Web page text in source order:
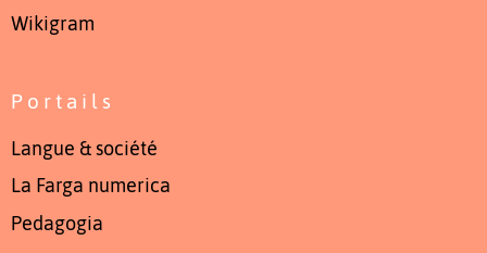
Wikigram
Portails
Langue & société
La Farga numerica
Pedagogia